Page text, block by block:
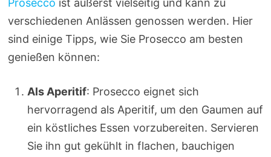
Prosecco ist äußerst vielseitig und kann zu
verschiedenen Anlässen genossen werden. Hier
sind einige Tipps, wie Sie Prosecco am besten
genießen können:
Als Aperitif: Prosecco eignet sich
hervorragend als Aperitif, um den Gaumen auf
ein köstliches Essen vorzubereiten. Servieren
Sie ihn gut gekühlt in flachen, bauchigen